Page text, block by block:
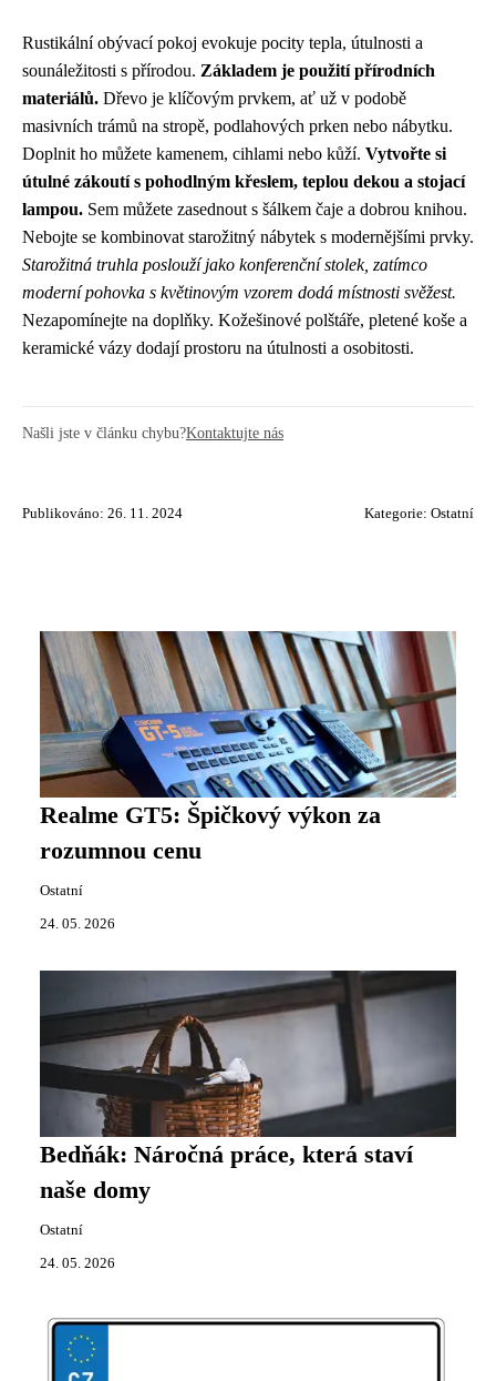
Rustikální obývací pokoj evokuje pocity tepla, útulnosti a
sounáležitosti s přírodou. Základem je použití přírodních
materiálů. Dřevo je klíčovým prvkem, ať už v podobě
masivních trámů na stropě, podlahových prken nebo nábytku.
Doplnit ho můžete kamenem, cihlami nebo kůží. Vytvořte si
útulné zákoutí s pohodlným křeslem, teplou dekou a stojací
lampou. Sem můžete zasednout s šálkem čaje a dobrou knihou.
Nebojte se kombinovat starožitný nábytek s modernějšími prvky.
Starožitná truhla poslouží jako konferenční stolek, zatímco
moderní pohovka s květinovým vzorem dodá místnosti svěžest.
Nezapomínejte na doplňky. Kožešinové polštáře, pletené koše a
keramické vázy dodají prostoru na útulnosti a osobitosti.
Našli jste v článku chybu?Kontaktujte nás
Publikováno: 26. 11. 2024 Kategorie: Ostatní
Realme GT5: Špičkový výkon za
rozumnou cenu
Ostatní
24. 05. 2026
Bedňák: Náročná práce, která staví
naše domy
Ostatní
24. 05. 2026